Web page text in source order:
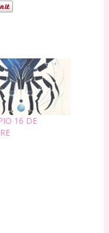
16 DE